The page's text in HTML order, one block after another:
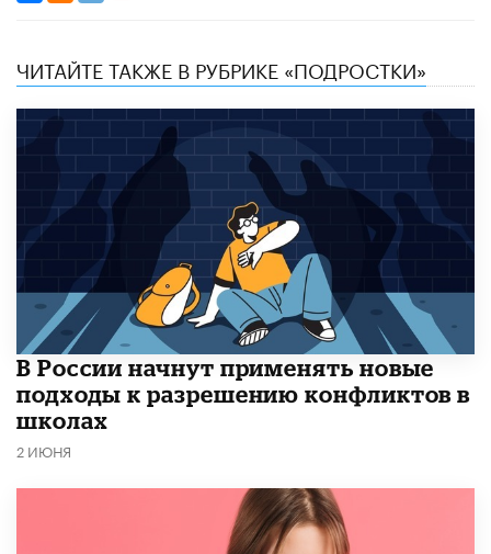
ЧИТАЙТЕ ТАКЖЕ В РУБРИКЕ «ПОДРОСТКИ»
В России начнут применять новые
подходы к разрешению конфликтов в
школах
2 ИЮНЯ